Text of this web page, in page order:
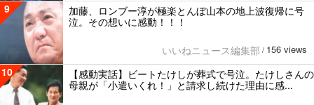
9
加藤、ロンブー淳が極楽とんぼ山本の地上波復帰に号
泣。その想いに感動！！！
いいねニュース編集部 / 156 views
10
【感動実話】ビートたけしが葬式で号泣。たけしさんの
母親が「小遣いくれ！」と請求し続けた理由に感...